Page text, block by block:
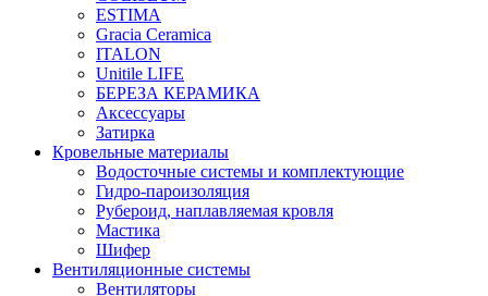
ESTIMA
Gracia Ceramica
ITALON
Unitile LIFE
БЕРЕЗА КЕРАМИКА
Аксессуары
Затирка
Кровельные материалы
Водосточные системы и комплектующие
Гидро-пароизоляция
Рубероид, наплавляемая кровля
Мастика
Шифер
Вентиляционные системы
Вентиляторы